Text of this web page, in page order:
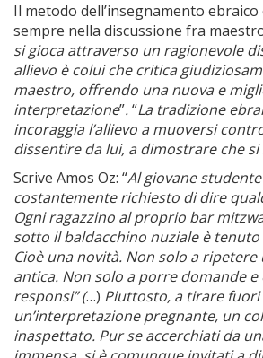
Il metodo dell’insegnamento ebraico
sempre nella discussione fra
si gioca attraverso un ragionevole
allievo è colui che critica
maestro, offrendo una nuova e
interpretazione”.“La tradizione
incoraggia l’allievo a muoversi
dissentire da lui, a dimostrare che si
Scrive Amos Oz: “Al giovane
costantemente richiesto di dire
Ogni ragazzino al proprio bar
sotto il baldacchino nuziale è
Cioè una novità. Non solo a ripetere
antica. Non solo a porre domande
responsi” (…) Piuttosto, a tirare fuori
un’interpretazione pregnante, un
inaspettato. Pur se accerchiati da